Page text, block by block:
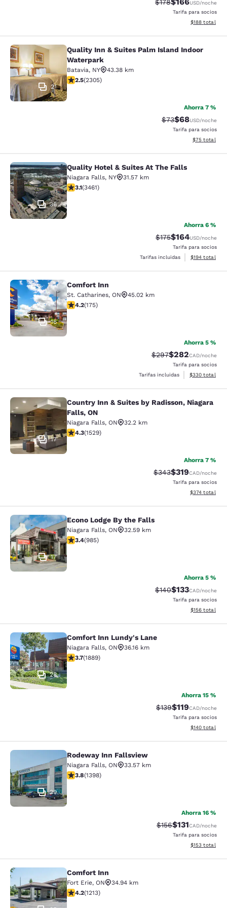
$178 USD/noche
Tarifa para socios
Ver detalles
$188 total
Quality Inn & Suites Palm Island
21
Quality Inn & Suites Palm Island Indoor
Waterpark
Batavia, NY
43.38 km
calificación de 2.52 estrellas. Feria. 2305 reseñas
2.5(2305)
Ahorra 7 %
Precio tachado:
$73Precio con
$68USD/noche
Tarifa para socios
Ver detalles
$75 total
Quality Hotel & Suites At The Falls
36
Quality Hotel & Suites At The Falls
Niagara Falls, NY
31.57 km
calificación de 3.13 estrellas. Bueno. 3461 reseñas
3.1(3461)
Ahorra 6 %
Precio tachado:
$175Precio con
$164USD/noche
Tarifa para socios
Tarifas incluidas
Ver detalles
$194 total
Comfort Inn
16
Comfort Inn
St. Catharines, ON
45.02 km
calificación de 4.22 estrellas. Excelente. 175 reseñas
4.2(175)
Ahorra 5 %
Precio tachado:
$297Precio con
$282CAD/noche
Tarifa para socios
Tarifas incluidas
Ver detalles
$330 total
Country Inn & Suites by Radisson,
17
Country Inn & Suites by Radisson, Niagara
Falls, ON
Niagara Falls, ON
32.2 km
calificación de 4.32 estrellas. Excelente. 1529 reseñas
4.3(1529)
Ahorra 7 %
Precio tachado:
$343Precio con
$319CAD/noche
Tarifa para socios
Ver detalles
$374 total
Econo Lodge By the Falls
17
Econo Lodge By the Falls
Niagara Falls, ON
32.59 km
calificación de 3.37 estrellas. Bueno. 985 reseñas
3.4(985)
Ahorra 5 %
Precio tachado:
$140Precio con
$133CAD/noche
Tarifa para socios
Ver detalles
$156 total
Comfort Inn Lundy's Lane
28
Comfort Inn Lundy's Lane
Niagara Falls, ON
36.16 km
calificación de 3.67 estrellas. Bueno. 1889 reseñas
3.7(1889)
Ahorra 15 %
Precio tachado:
$139Precio con
$119CAD/noche
Tarifa para socios
Ver detalles
$140 total
Rodeway Inn Fallsview
29
Rodeway Inn Fallsview
Niagara Falls, ON
33.57 km
calificación de 3.84 estrellas. Bueno. 1398 reseñas
3.8(1398)
Ahorra 16 %
Precio tachado:
$156Precio con
$131CAD/noche
Tarifa para socios
Ver detalles
$153 total
Comfort InnComfort Inn
Fort Erie, ON
34.94 km
calificación de 4.16 estrellas. Muy bueno. 1213 reseñas
4.2(1213)